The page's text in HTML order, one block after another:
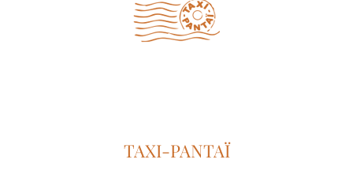
TAXI-PANTAÏ